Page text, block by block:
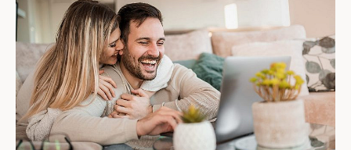
סלבס
ערוצים נוספים
המגזין